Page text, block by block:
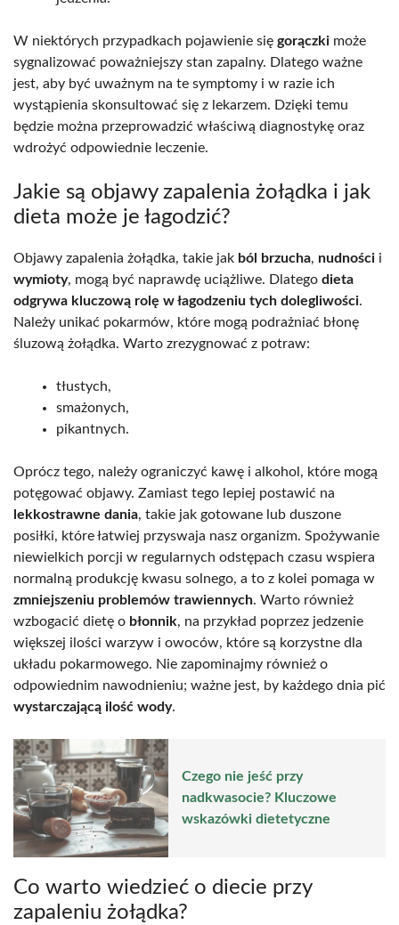
W niektórych przypadkach pojawienie się gorączki może
sygnalizować poważniejszy stan zapalny. Dlatego ważne
jest, aby być uważnym na te symptomy i w razie ich
wystąpienia skonsultować się z lekarzem. Dzięki temu
będzie można przeprowadzić właściwą diagnostykę oraz
wdrożyć odpowiednie leczenie.
Jakie są objawy zapalenia żołądka i jak
dieta może je łagodzić?
Objawy zapalenia żołądka, takie jak ból brzucha, nudności i
wymioty, mogą być naprawdę uciążliwe. Dlatego dieta
odgrywa kluczową rolę w łagodzeniu tych dolegliwości.
Należy unikać pokarmów, które mogą podrażniać błonę
śluzową żołądka. Warto zrezygnować z potraw:
tłustych,
smażonych,
pikantnych.
Oprócz tego, należy ograniczyć kawę i alkohol, które mogą
potęgować objawy. Zamiast tego lepiej postawić na
lekkostrawne dania, takie jak gotowane lub duszone
posiłki, które łatwiej przyswaja nasz organizm. Spożywanie
niewielkich porcji w regularnych odstępach czasu wspiera
normalną produkcję kwasu solnego, a to z kolei pomaga w
zmniejszeniu problemów trawiennych. Warto również
wzbogacić dietę o błonnik, na przykład poprzez jedzenie
większej ilości warzyw i owoców, które są korzystne dla
układu pokarmowego. Nie zapominajmy również o
odpowiednim nawodnieniu; ważne jest, by każdego dnia pić
wystarczającą ilość wody.
Czego nie jeść przy
nadkwasocie? Kluczowe
wskazówki dietetyczne
Co warto wiedzieć o diecie przy
zapaleniu żołądka?